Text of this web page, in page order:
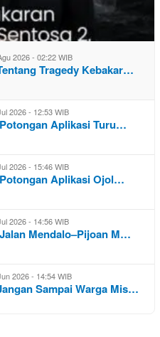
2026 - 02:22 WIB
Tragedy Kebakar…
2026 - 12:53 WIB
Aplikasi Turu…
2026 - 15:46 WIB
Aplikasi Ojol…
2026 - 14:56 WIB
Mendalo–Pijoan M…
2026 - 14:54 WIB
Sampai Warga Mis…